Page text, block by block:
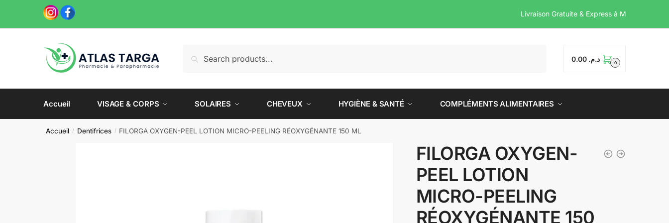
navigation
content
Livraison Gratuite &
pour :
د.م. 0.00 0
Accueil VISAGE & CORPS SOLAIRES CHEVEUX HYGIÈNE & SANTÉ COMPLÉMENTS ALIMENTAIRES
Accueil / Dentifrices / FILORGA OXYGEN-PEEL LOTION MICRO-PEELING RÉOXYGÉNANTE 150 ML
FILORGA OXYGEN-
PEEL LOTION
MICRO-PEELING
RÉOXYGÉNANTE 150